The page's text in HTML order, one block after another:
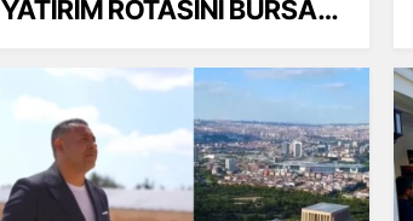
YATIRIM ROTASINI BURSA